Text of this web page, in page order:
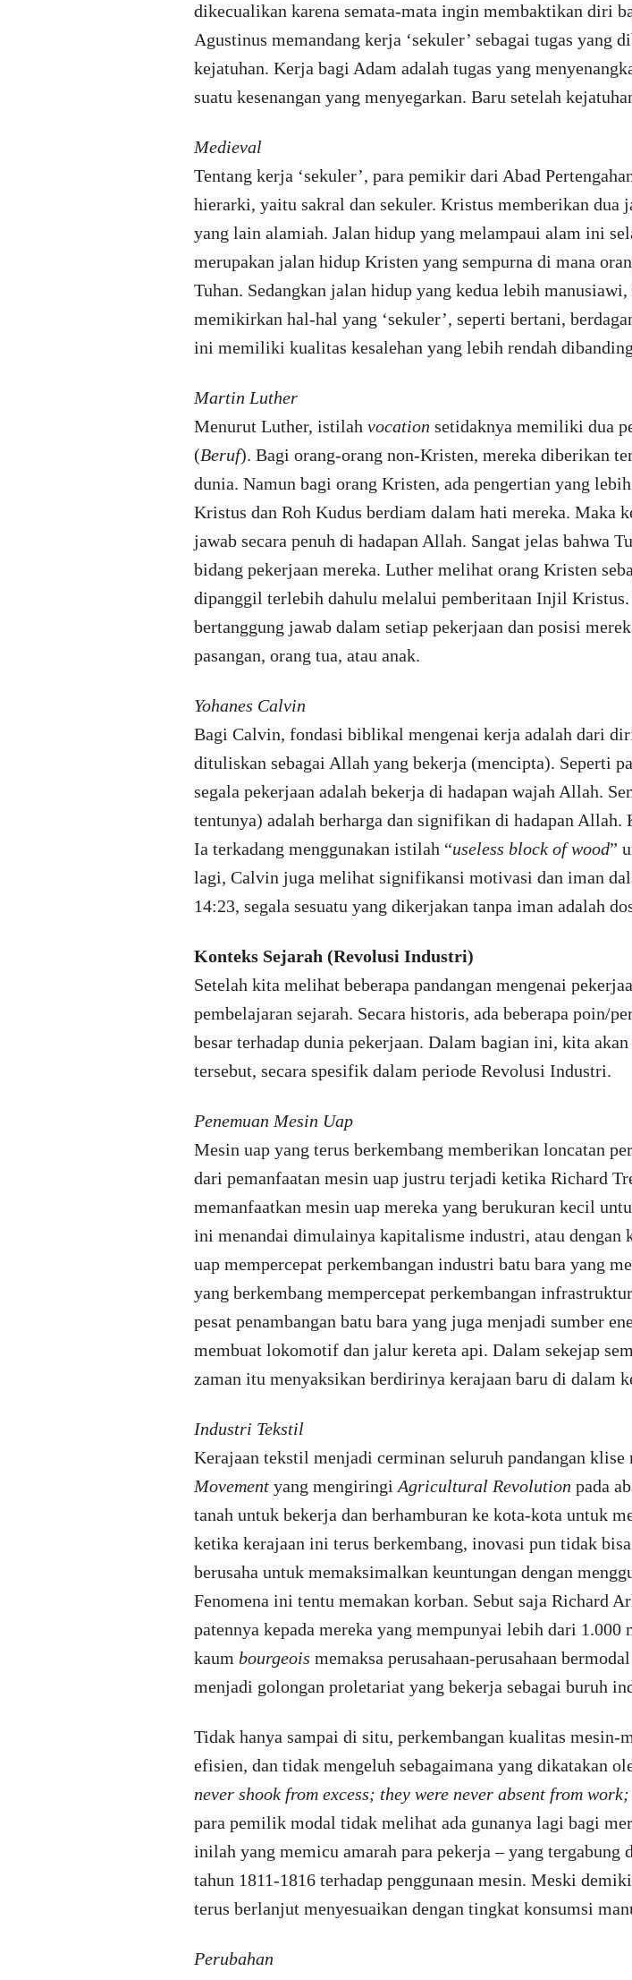
dikecualikan karena semata-mata ingin membaktikan diri
Agustinus memandang kerja ‘sekuler’ sebagai tugas yang
kejatuhan. Kerja bagi Adam adalah tugas yang
suatu kesenangan yang menyegarkan. Baru setelah
Medieval
Tentang kerja ‘sekuler’, para pemikir dari Abad
hierarki, yaitu sakral dan sekuler. Kristus memberikan dua
yang lain alamiah. Jalan hidup yang melampaui alam ini
merupakan jalan hidup Kristen yang sempurna di mana
Tuhan. Sedangkan jalan hidup yang kedua lebih
memikirkan hal-hal yang ‘sekuler’, seperti bertani,
ini memiliki kualitas kesalehan yang lebih rendah
Martin Luther
Menurut Luther, istilah vocation setidaknya memiliki dua
(Beruf). Bagi orang-orang non-Kristen, mereka diberikan
dunia. Namun bagi orang Kristen, ada pengertian yang
Kristus dan Roh Kudus berdiam dalam hati mereka. Maka
jawab secara penuh di hadapan Allah. Sangat jelas bahwa
bidang pekerjaan mereka. Luther melihat orang Kristen
dipanggil terlebih dahulu melalui pemberitaan Injil
bertanggung jawab dalam setiap pekerjaan dan posisi
pasangan, orang tua, atau anak.
Yohanes Calvin
Bagi Calvin, fondasi biblikal mengenai kerja adalah dari
dituliskan sebagai Allah yang bekerja (mencipta). Seperti
segala pekerjaan adalah bekerja di hadapan wajah Allah.
tentunya) adalah berharga dan signifikan di hadapan Allah.
Ia terkadang menggunakan istilah “useless block of wood”
lagi, Calvin juga melihat signifikansi motivasi dan iman
14:23, segala sesuatu yang dikerjakan tanpa iman adalah
Konteks Sejarah (Revolusi Industri)
Setelah kita melihat beberapa pandangan mengenai
pembelajaran sejarah. Secara historis, ada beberapa poin/
besar terhadap dunia pekerjaan. Dalam bagian ini, kita
tersebut, secara spesifik dalam periode Revolusi Industri.
Penemuan Mesin Uap
Mesin uap yang terus berkembang memberikan loncatan
dari pemanfaatan mesin uap justru terjadi ketika Richard
memanfaatkan mesin uap mereka yang berukuran kecil
ini menandai dimulainya kapitalisme industri, atau dengan
uap mempercepat perkembangan industri batu bara yang
yang berkembang mempercepat perkembangan
pesat penambangan batu bara yang juga menjadi sumber
membuat lokomotif dan jalur kereta api. Dalam sekejap
zaman itu menyaksikan berdirinya kerajaan baru di dalam
Industri Tekstil
Kerajaan tekstil menjadi cerminan seluruh pandangan
Movement yang mengiringi Agricultural Revolution pada
tanah untuk bekerja dan berhamburan ke kota-kota untuk
ketika kerajaan ini terus berkembang, inovasi pun tidak
berusaha untuk memaksimalkan keuntungan dengan
Fenomena ini tentu memakan korban. Sebut saja Richard
patennya kepada mereka yang mempunyai lebih dari
kaum bourgeois memaksa perusahaan-perusahaan
menjadi golongan proletariat yang bekerja sebagai buruh
Tidak hanya sampai di situ, perkembangan kualitas
efisien, dan tidak mengeluh sebagaimana yang dikatakan
never shook from excess; they were never absent from
para pemilik modal tidak melihat ada gunanya lagi bagi
inilah yang memicu amarah para pekerja – yang tergabung
tahun 1811-1816 terhadap penggunaan mesin. Meski
terus berlanjut menyesuaikan dengan tingkat konsumsi
Perubahan